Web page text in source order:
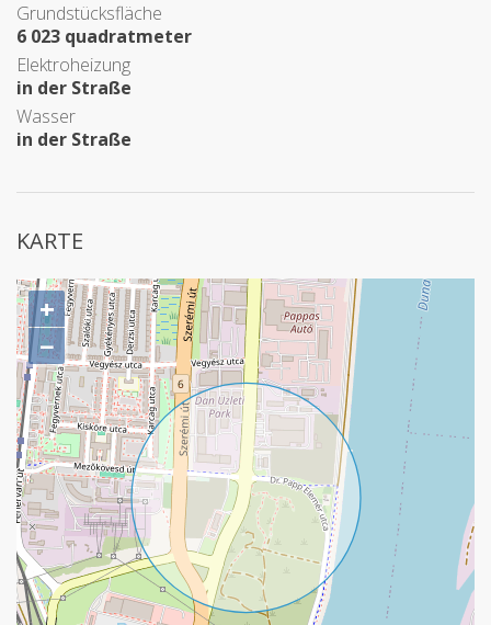
Grundstücksfläche
6 023 quadratmeter
Elektroheizung
in der Straße
Wasser
in der Straße
KARTE
+
−